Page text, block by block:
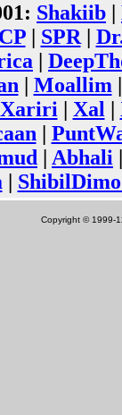
Shakiib |
| SPR |
|
| Moallim
Xariri | Xal |
|
| Abhali
|
Copyright © 1999-